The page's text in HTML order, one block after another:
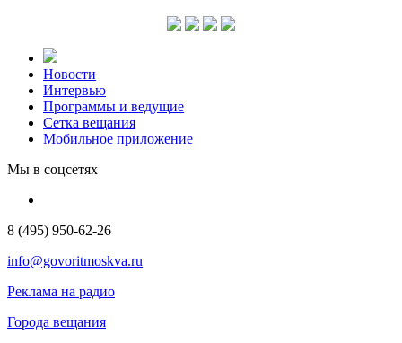
Новости
Интервью
Программы и ведущие
Сетка вещания
Мобильное приложение
Мы в соцсетях
8 (495) 950-62-26
info@govoritmoskva.ru
Реклама на радио
Города вещания